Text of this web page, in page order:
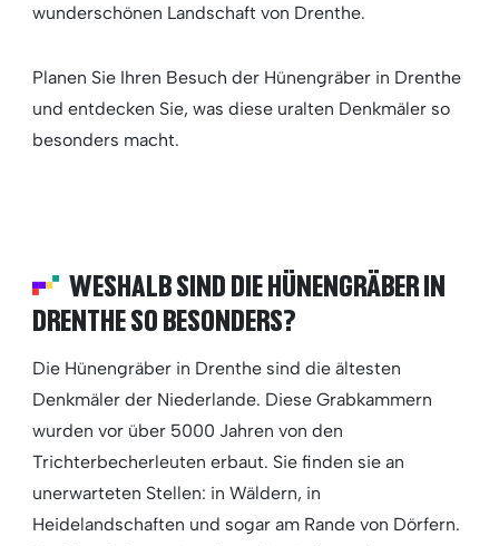
wunderschönen Landschaft von Drenthe.
Planen Sie Ihren Besuch der Hünengräber in Drenthe
und entdecken Sie, was diese uralten Denkmäler so
besonders macht.
WESHALB SIND DIE HÜNENGRÄBER IN
DRENTHE SO BESONDERS?
Die Hünengräber in Drenthe sind die ältesten
Denkmäler der Niederlande. Diese Grabkammern
wurden vor über 5000 Jahren von den
Trichterbecherleuten erbaut. Sie finden sie an
unerwarteten Stellen: in Wäldern, in
Heidelandschaften und sogar am Rande von Dörfern.